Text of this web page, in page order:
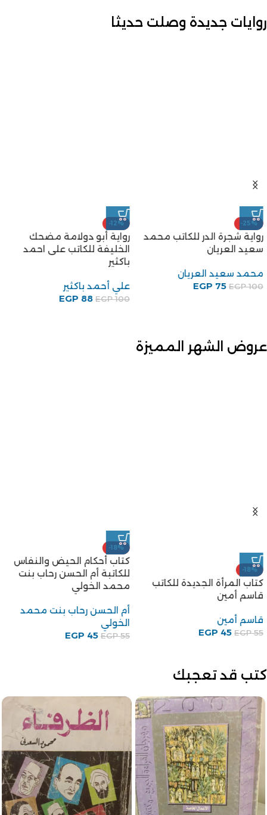
روايات جديدة وصلت حديثا
-25%
رواية شجرة الدر للكاتب محمد
سعيد العريان
محمد سعيد العريان
EGP100
EGP 75
-12%
رواية أبو دولامة مضحك
الخليفة للكاتب على احمد
باكثير
علي أحمد باكثير
EGP100
EGP 88
عروض الشهر المميزة
-18%
كتاب المرأة الجديدة للكاتب
قاسم أمين
قاسم أمين
EGP55
EGP 45
-18%
كتاب أحكام الحيض والنفاس
للكاتبة أم الحسن رحاب بنت
محمد الخولي
أم الحسن رحاب بنت محمد
الخولي
EGP55
EGP 45
كتب قد تعجبك